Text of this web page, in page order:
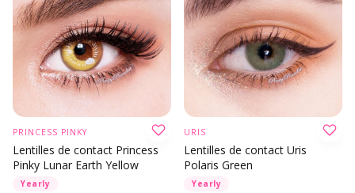
PRINCESS PINKY
Lentilles de contact Princess
Pinky Lunar Earth Yellow
Yearly
URIS
Lentilles de contact Uris
Polaris Green
Yearly